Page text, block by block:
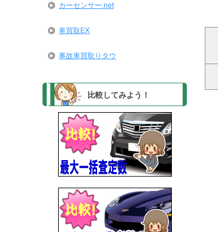
カーセンサー.net
車買取EX
事故車買取りタウ
比較してみよう！